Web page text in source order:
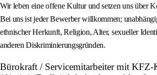
Wir leben eine offene Kultur und setzen uns über
Bei uns ist jeder Bewerber willkommen;
ethnischer Herkunft, Religion, Alter, sexueller
anderen Diskriminierungsgründen.
Bürokraft / Servicemitarbeiter mit KFZ-